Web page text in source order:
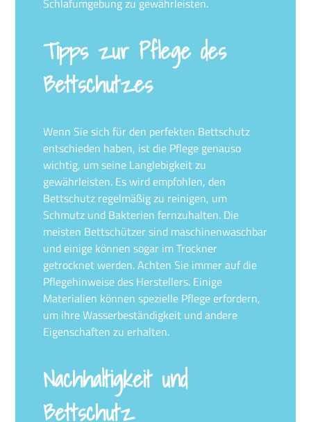
Schlafumgebung zu gewährleisten.
Tipps zur Pflege des
Bettschutzes
Wenn Sie sich für den perfekten Bettschutz
entschieden haben, ist die Pflege genauso
wichtig, um seine Langlebigkeit zu
gewährleisten. Es wird empfohlen, den
Bettschutz regelmäßig zu reinigen, um
Schmutz und Bakterien fernzuhalten. Die
meisten Bettschützer sind maschinenwaschbar
und einige können sogar im Trockner
getrocknet werden. Achten Sie immer auf die
Pflegehinweise des Herstellers. Einige
Materialien können spezielle Pflege erfordern,
um ihre Wasserbeständigkeit und andere
Eigenschaften zu erhalten.
Nachhaltigkeit und
Bettschutz